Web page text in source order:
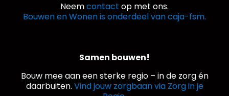
Neemcontact op met ons.
Bouwen en Wonen is onderdeel van caja-fsm.
Samen bouwen!
Bouw mee aan een sterke regio – in de zorg én
daarbuiten. Vind jouw zorgbaan via Zorg in je